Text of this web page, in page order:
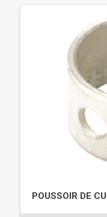
POUSSOIR DE